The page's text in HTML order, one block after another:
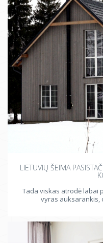
LIETUVIŲ ŠEIMA
Tada viskas atrodė labai
vyras auksarankis,